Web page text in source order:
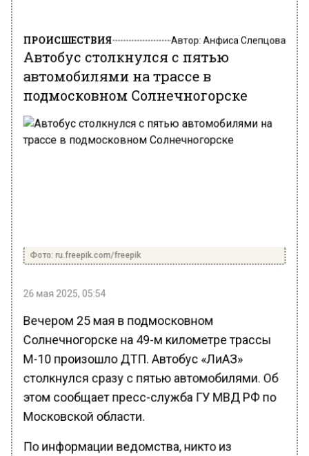
ПРОИСШЕСТВИЯ Автор: Анфиса Слепцова
Автобус столкнулся с пятью
автомобилями на трассе в
подмосковном Солнечногорске
Фото: ru.freepik.com/freepik
26 мая 2025, 05:54
Вечером 25 мая в подмосковном
Солнечногорске на 49-м километре трассы
М-10 произошло ДТП. Автобус «ЛиАЗ»
столкнулся сразу с пятью автомобилями. Об
этом сообщает пресс-служба ГУ МВД РФ по
Московской области.
По информации ведомства, никто из